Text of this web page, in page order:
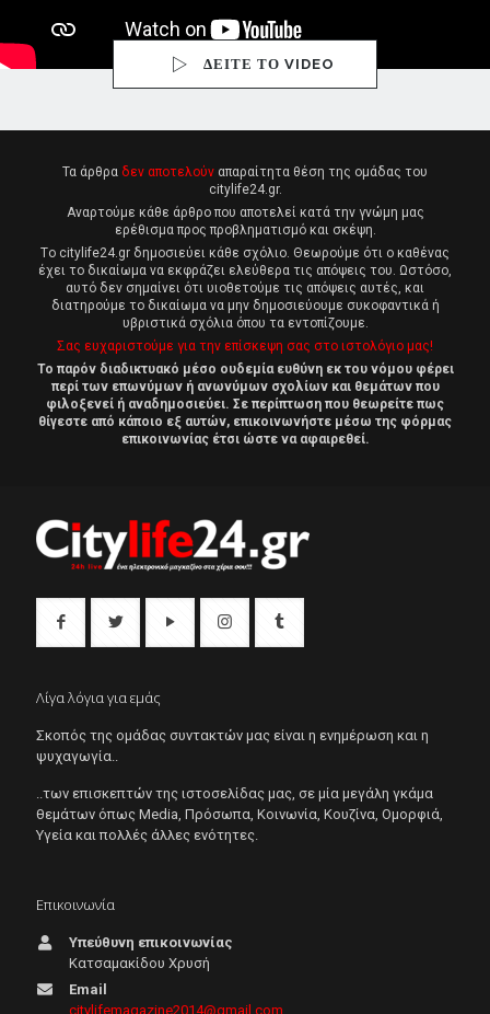
ΔΕΙΤΕ ΤΟ VIDEO
Τα άρθρα δεν αποτελούν απαραίτητα θέση της ομάδας του
citylife24.gr.
Αναρτούμε κάθε άρθρο που αποτελεί κατά την γνώμη μας
ερέθισμα προς προβληματισμό και σκέψη.
Tο citylife24.gr δημοσιεύει κάθε σχόλιο. Θεωρούμε ότι ο καθένας
έχει το δικαίωμα να εκφράζει ελεύθερα τις απόψεις του. Ωστόσο,
αυτό δεν σημαίνει ότι υιοθετούμε τις απόψεις αυτές, και
διατηρούμε το δικαίωμα να μην δημοσιεύουμε συκοφαντικά ή
υβριστικά σχόλια όπου τα εντοπίζουμε.
Σας ευχαριστούμε για την επίσκεψη σας στο ιστολόγιο μας!
Το παρόν διαδικτυακό μέσο ουδεμία ευθύνη εκ του νόμου φέρει
περί των επωνύμων ή ανωνύμων σχολίων και θεμάτων που
φιλοξενεί ή αναδημοσιεύει. Σε περίπτωση που θεωρείτε πως
θίγεστε από κάποιο εξ αυτών, επικοινωνήστε μέσω της φόρμας
επικοινωνίας έτσι ώστε να αφαιρεθεί.
Λίγα λόγια για εμάς
Σκοπός της ομάδας συντακτών μας είναι η ενημέρωση και η
ψυχαγωγία..
..των επισκεπτών της ιστοσελίδας μας, σε μία μεγάλη γκάμα
θεμάτων όπως Μedia, Πρόσωπα, Κοινωνία, Κουζίνα, Ομορφιά,
Υγεία και πολλές άλλες ενότητες.
Επικοινωνία
Υπεύθυνη επικοινωνίας
Κατσαμακίδου Χρυσή
Email
citylifemagazine2014@gmail.com